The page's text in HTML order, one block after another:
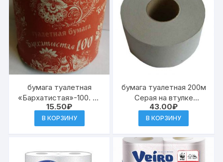
бумага туалетная
«Бархатистая»-100. на
втулке (40)
15.50₽
В КОРЗИНУ
бумага туалетная 200м
Серая на втулке
(12)эконом
43.00₽
В КОРЗИНУ